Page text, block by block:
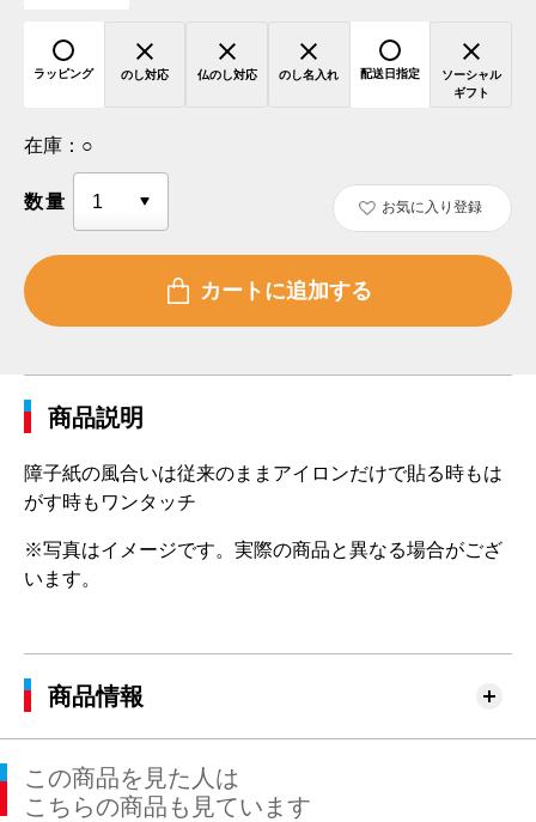
ラッピング のし対応 仏のし対応 のし名入れ 配送日指定
ソーシャル
ギフト
在庫： ○
数量 お気に入り登録
商品説明
障子紙の風合いは従来のままアイロンだけで貼る時もは
がす時もワンタッチ
※写真はイメージです。実際の商品と異なる場合がござ
います。
商品情報
この商品を見た人は
こちらの商品も見ています